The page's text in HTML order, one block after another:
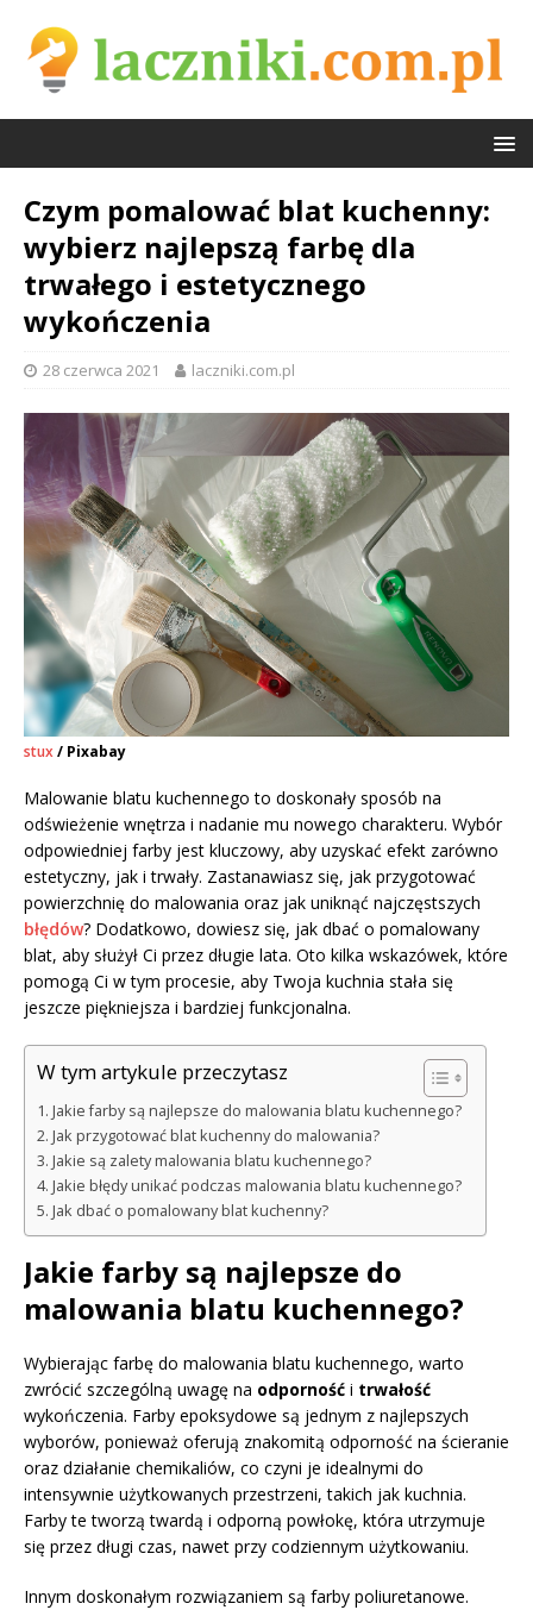
Czym pomalować blat kuchenny:
wybierz najlepszą farbę dla
trwałego i estetycznego
wykończenia
28 czerwca 2021 laczniki.com.pl
stux/ Pixabay
Malowanie blatu kuchennego to doskonały sposób na
odświeżenie wnętrza i nadanie mu nowego charakteru. Wybór
odpowiedniej farby jest kluczowy, aby uzyskać efekt zarówno
estetyczny, jak i trwały. Zastanawiasz się, jak przygotować
powierzchnię do malowania oraz jak uniknąć najczęstszych
błędów? Dodatkowo, dowiesz się, jak dbać o pomalowany
blat, aby służył Ci przez długie lata. Oto kilka wskazówek, które
pomogą Ci w tym procesie, aby Twoja kuchnia stała się
jeszcze piękniejsza i bardziej funkcjonalna.
W tym artykule przeczytasz
Jakie farby są najlepsze do malowania blatu kuchennego?
Jak przygotować blat kuchenny do malowania?
Jakie są zalety malowania blatu kuchennego?
Jakie błędy unikać podczas malowania blatu kuchennego?
Jak dbać o pomalowany blat kuchenny?
Jakie farby są najlepsze do
malowania blatu kuchennego?
Wybierając farbę do malowania blatu kuchennego, warto
zwrócić szczególną uwagę na odporność i trwałość
wykończenia. Farby epoksydowe są jednym z najlepszych
wyborów, ponieważ oferują znakomitą odporność na ścieranie
oraz działanie chemikaliów, co czyni je idealnymi do
intensywnie użytkowanych przestrzeni, takich jak kuchnia.
Farby te tworzą twardą i odporną powłokę, która utrzymuje
się przez długi czas, nawet przy codziennym użytkowaniu.
Innym doskonałym rozwiązaniem są farby poliuretanowe.